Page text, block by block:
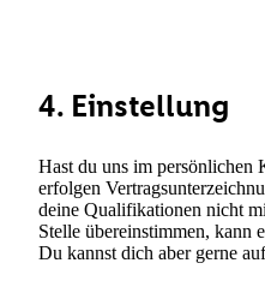
4. Einstellung
Hast du uns im persönlichen
erfolgen
deine Qualifikationen nicht
Stelle übereinstimmen, kann
Du kannst dich aber gerne